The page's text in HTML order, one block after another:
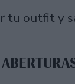
tu outfit y